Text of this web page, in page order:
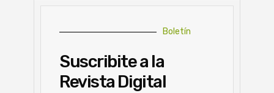
Boletín
Suscribite a la
Revista Digital